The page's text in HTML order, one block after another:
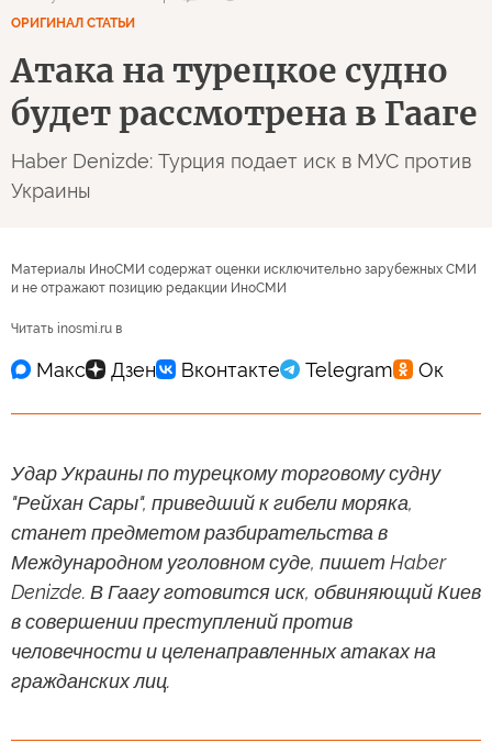
ОРИГИНАЛ СТАТЬИ
Атака на турецкое судно
будет рассмотрена в Гааге
Haber Denizde: Турция подает иск в МУС против
Украины
Материалы ИноСМИ содержат оценки исключительно зарубежных СМИ
и не отражают позицию редакции ИноСМИ
Читать inosmi.ru в
Удар Украины по турецкому торговому судну
"Рейхан Сары", приведший к гибели моряка,
станет предметом разбирательства в
Международном уголовном суде, пишет Haber
Denizde. В Гаагу готовится иск, обвиняющий Киев
в совершении преступлений против
человечности и целенаправленных атаках на
гражданских лиц.